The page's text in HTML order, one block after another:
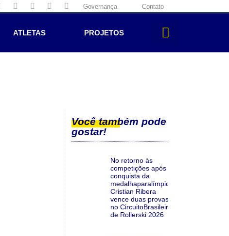
Governança Contato
ATLETAS PROJETOS
Você também pode
gostar!
No retorno às
competições após a
conquista da
medalhaparalímpica,
Cristian Ribera
vence duas provas
no CircuitoBrasileiro
de Rollerski 2026